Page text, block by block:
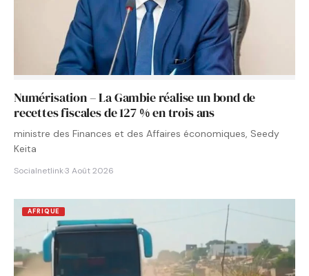
Numérisation – La Gambie réalise un bond de
recettes fiscales de 127 % en trois ans
ministre des Finances et des Affaires économiques, Seedy
Keita
Socialnetlink·3 Août 2026
AFRIQUE